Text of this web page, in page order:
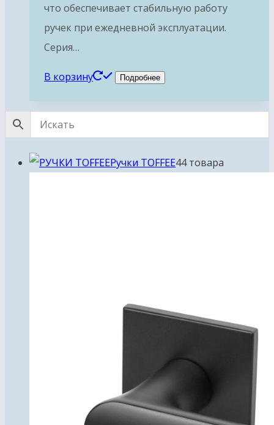
что обеспечивает стабильную работу
ручек при ежедневной эксплуатации.
Серия…
В корзину Подробнее
Ручки TOFFEE44 товара